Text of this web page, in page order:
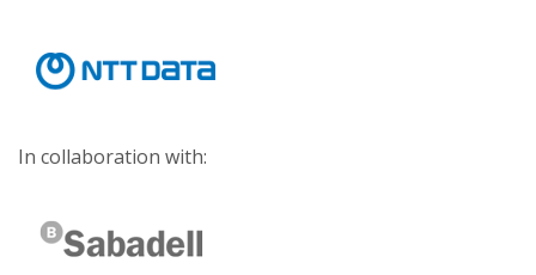
In collaboration with: